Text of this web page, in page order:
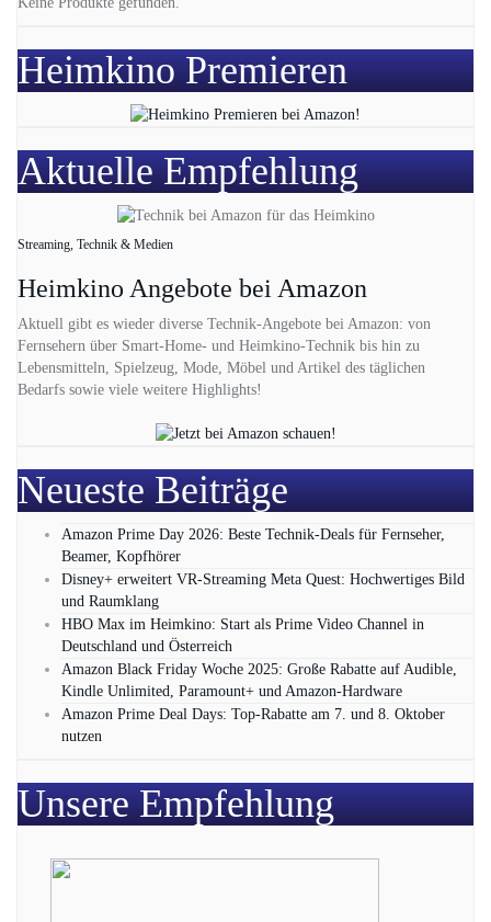
Heimkino Premieren
Aktuelle Empfehlung
Streaming, Technik & Medien
Heimkino Angebote bei Amazon
Aktuell gibt es wieder diverse Technik-Angebote bei Amazon: von
Fernsehern über Smart-Home- und Heimkino-Technik bis hin zu
Lebensmitteln, Spielzeug, Mode, Möbel und Artikel des täglichen
Bedarfs sowie viele weitere Highlights!
Neueste Beiträge
Amazon Prime Day 2026: Beste Technik-Deals für Fernseher,
Beamer, Kopfhörer
Disney+ erweitert VR‑Streaming Meta Quest: Hochwertiges Bild
und Raumklang
HBO Max im Heimkino: Start als Prime Video Channel in
Deutschland und Österreich
Amazon Black Friday Woche 2025: Große Rabatte auf Audible,
Kindle Unlimited, Paramount+ und Amazon‑Hardware
Amazon Prime Deal Days: Top-Rabatte am 7. und 8. Oktober
nutzen
Unsere Empfehlung